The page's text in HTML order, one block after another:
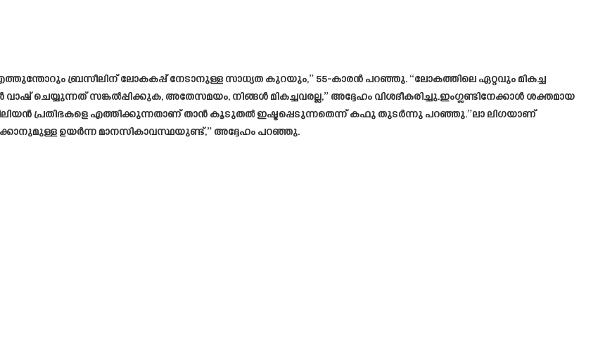
ബ്രസീലിന് ലോകകപ്പ് നേടാനുള്ള സാധ്യത കുറയും,” 55-കാരൻ പറഞ്ഞു. “ലോകത്തിലെ ഏറ്റവും മികച്ച
ചെയ്യുന്നത് സങ്കൽപ്പിക്കുക, അതേസമയം, നിങ്ങൾ മികച്ചവരല്ല,” അദ്ദേഹം വിശദീകരിച്ചു.ഇംഗ്ലണ്ടിനേക്കാൾ ശക്തമായ
പ്രതിഭകളെ എത്തിക്കുന്നതാണ് താൻ കൂടുതൽ ഇഷ്ടപ്പെടുന്നതെന്ന് കഫു തുടർന്നു പറഞ്ഞു.”ലാ ലിഗയാണ്
ഉയർന്ന മാനസികാവസ്ഥയുണ്ട്,” അദ്ദേഹം പറഞ്ഞു.